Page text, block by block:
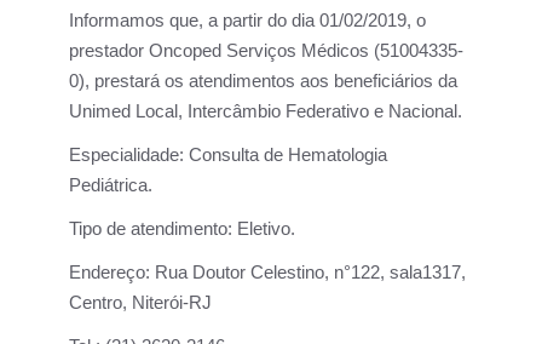
Informamos que, a partir do dia 01/02/2019, o
prestador Oncoped Serviços Médicos (51004335-
0), prestará os atendimentos aos beneficiários da
Unimed Local, Intercâmbio Federativo e Nacional.
Especialidade: Consulta de Hematologia
Pediátrica.
Tipo de atendimento: Eletivo.
Endereço: Rua Doutor Celestino, n°122, sala1317,
Centro, Niterói-RJ